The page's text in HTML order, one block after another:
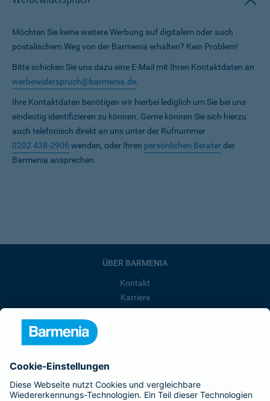
Möchten Sie keine weitere Werbung auf digitalem oder auch
postalischem Weg von der Barmenia erhalten? Kein Problem!
Bitte schicken Sie uns dazu eine E-Mail mit Ihren Kontaktdaten an
werbewiderspruch@barmenia.de.
Ihre Kontaktdaten benötigen wir hierbei lediglich um Sie bei uns
eindeutig identifizieren zu können. Gerne können Sie sich hierzu
auch telefonisch direkt an uns unter der Rufnummer
0202 438-2906 wenden, oder Ihren persönlichen Beraterder
Barmenia ansprechen.
ÜBER BARMENIA
Kontakt
Karriere
Barmenia ist Teil der BarmeniaGothaer
BELIEBTE SEITEN